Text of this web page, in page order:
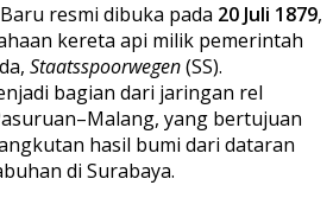
resmi dibuka pada 20 Juli 1879,
kereta api milik pemerintah
Staatsspoorwegen(SS).
bagian dari jaringan rel
yang bertujuan
hasil bumi dari dataran
di Surabaya.